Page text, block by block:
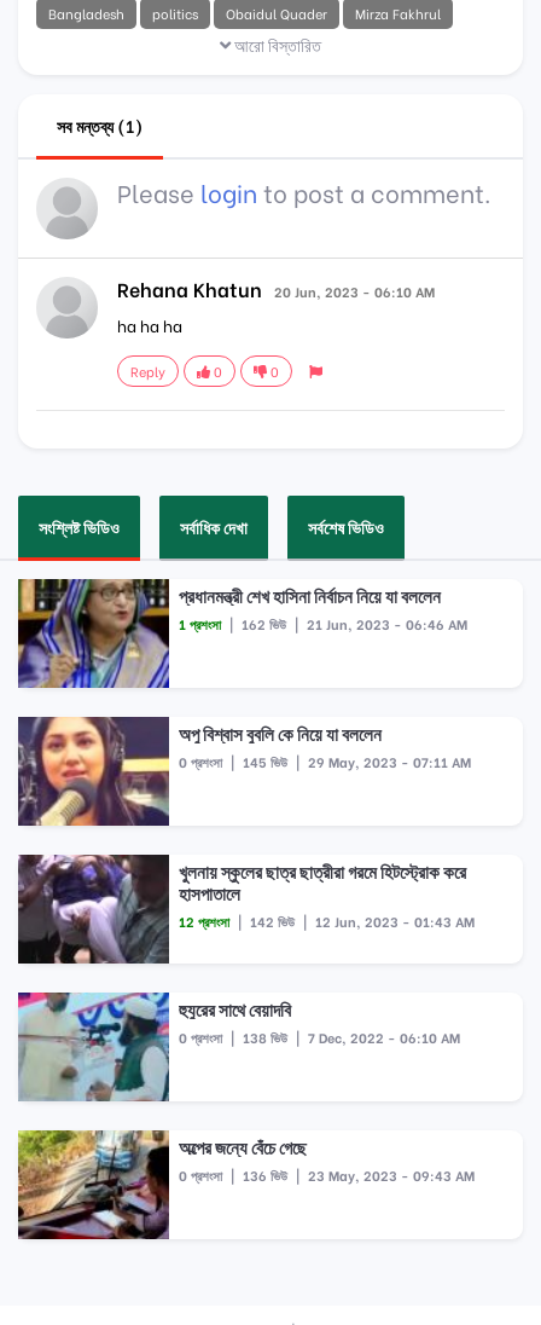
Bangladesh politics Obaidul Quader Mirza Fakhrul
আরো বিস্তারিত
সব মন্তব্য (1)
Please login to post a comment.
Rehana Khatun 20 Jun, 2023 - 06:10 AM
ha ha ha
Reply 0 0
সংশ্লিষ্ট ভিডিও সর্বাধিক দেখা সর্বশেষ ভিডিও
প্রধানমন্ত্রী শেখ হাসিনা নির্বাচন নিয়ে যা বললেন
1 প্রশংসা | 162 ভিউ | 21 Jun, 2023 - 06:46 AM
অপু বিশ্বাস বুবলি কে নিয়ে যা বললেন
0 প্রশংসা | 145 ভিউ | 29 May, 2023 - 07:11 AM
খুলনায় স্কুলের ছাত্র ছাত্রীরা গরমে হিটস্ট্রোক করে
হাসপাতালে
12 প্রশংসা | 142 ভিউ | 12 Jun, 2023 - 01:43 AM
হুযুরের সাথে বেয়াদবি
0 প্রশংসা | 138 ভিউ | 7 Dec, 2022 - 06:10 AM
অল্পের জন্যে বেঁচে গেছে
0 প্রশংসা | 136 ভিউ | 23 May, 2023 - 09:43 AM